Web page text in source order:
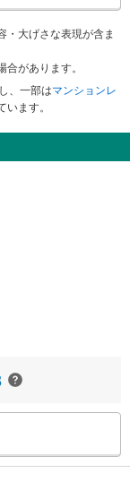
・大げさな表現が含ま
があります。
、一部はマンションレ
ます。